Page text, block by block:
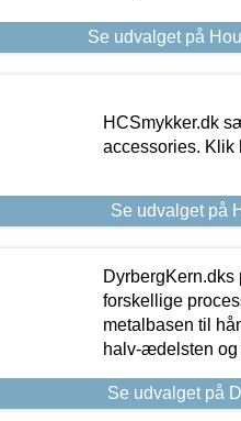
Se udvalget på
HCSmykker.dk
accessories. Klik
Se udvalget på
forskellige
metalbasen til
halv-ædelsten og
Se udvalget på